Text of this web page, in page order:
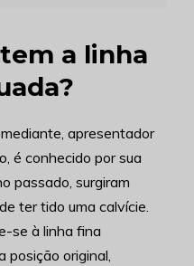
a linha
apresentador
é conhecido por sua
passado, surgiram
ter tido uma calvície.
se à linha fina
posição original,